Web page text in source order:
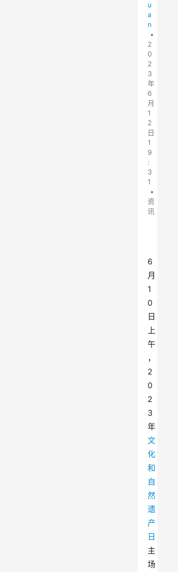
u
a
n
•
2
0
2
3
年
6
月
1
2
日
1
9
:
3
1
•
资
讯
6
月
1
0
日
上
午
，
2
0
2
3
年
文
化
和
自
然
遗
产
日
主
场